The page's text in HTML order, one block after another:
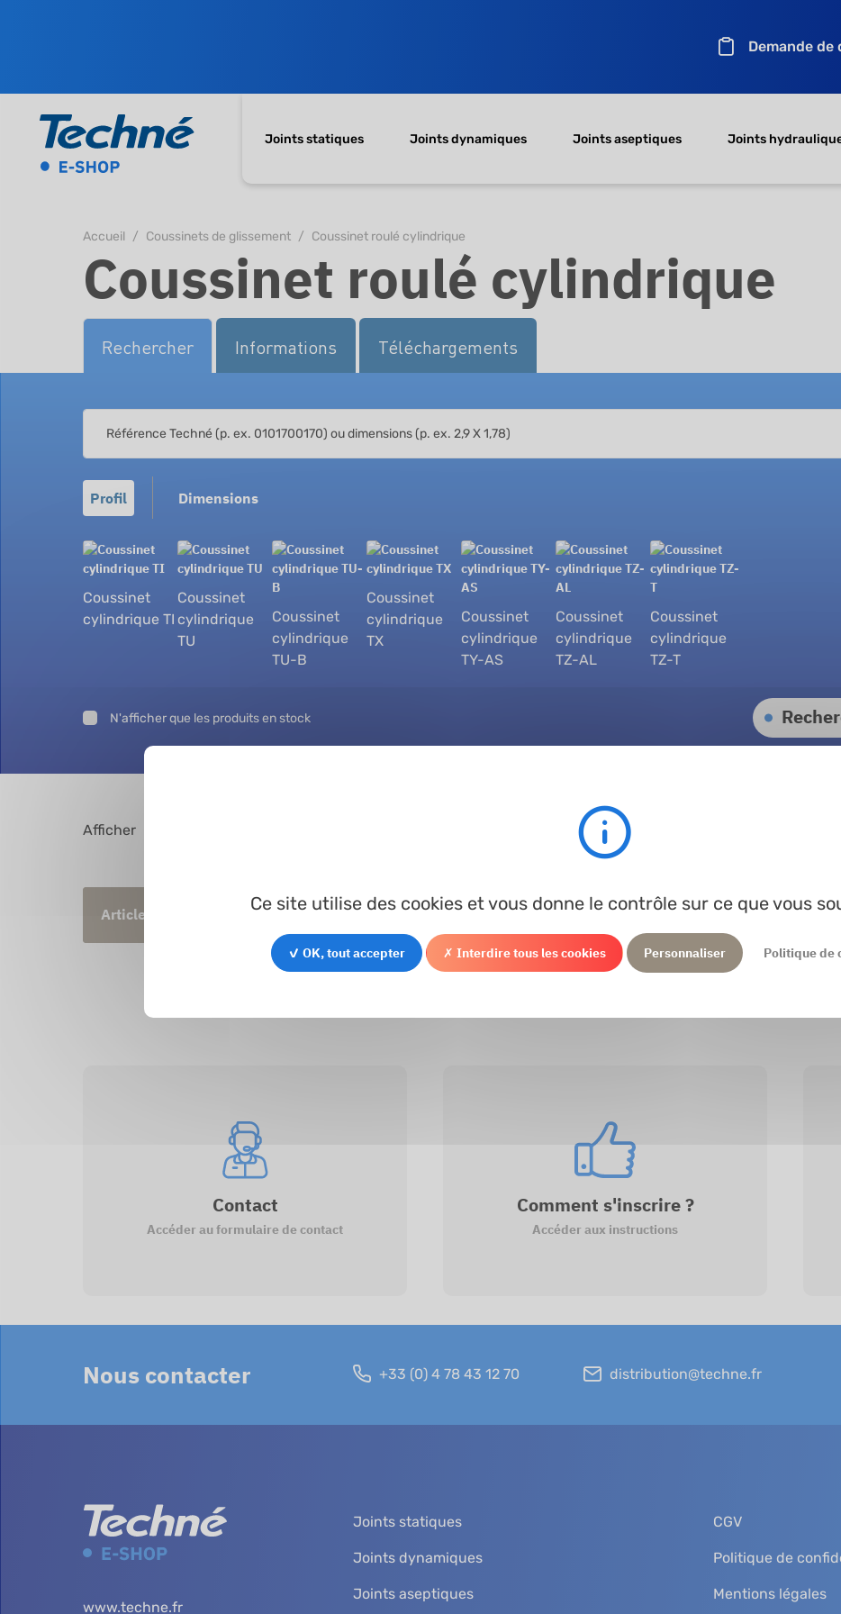
Demande de
Joints statiques Joints dynamiques Joints aseptiques Joints
Accueil Coussinets de glissement Coussinet roulé cylindrique
Coussinet roulé cylindrique
Rechercher Informations Téléchargements
Profil Dimensions
Coussinet
cylindrique TI
Coussinet
cylindrique
TU
Coussinet
cylindrique
TU-B
Coussinet
cylindrique
TX
Coussinet
cylindrique
TY-AS
Coussinet
cylindrique
TZ-AL
Coussinet
cylindrique
TZ-T
N'afficher que les produits en stock
Afficher
Article Profil Ø int. Ø ext. Longueur En stock
Contact
Accéder au formulaire de contact
Comment s'inscrire ?
Accéder aux instructions
Nous contacter +33 (0) 4 78 43 12 70 distribution@techne.fr
www.techne.fr
Joints statiques
Joints dynamiques
Joints aseptiques
CGV
Politique de
Mentions légales
Ce site utilise des cookies et vous donne le contrôle sur ce que vous
✓ OK, tout accepter ✗ Interdire tous les cookies Personnaliser Politique de